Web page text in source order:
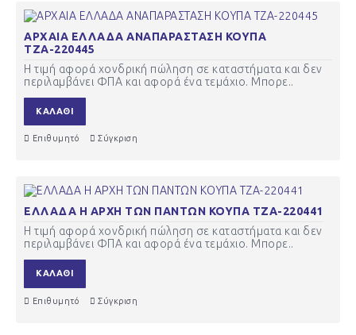
ΑΡΧΑΙΑ ΕΛΛΑΔΑ ΑΝΑΠΑΡΑΣΤΑΣΗ ΚΟΥΠΑ
ΤΖΑ-220445
Η τιμή αφορά χονδρική πώληση σε καταστήματα και δεν
περιλαμβάνει ΦΠΑ και αφορά ένα τεμάχιο. Μπορε..
ΚΑΛΆΘΙ
Επιθυμητό Σύγκριση
ΕΛΛΑΔΑ Η ΑΡΧΗ ΤΩΝ ΠΑΝΤΩΝ ΚΟΥΠΑ ΤΖΑ-220441
Η τιμή αφορά χονδρική πώληση σε καταστήματα και δεν
περιλαμβάνει ΦΠΑ και αφορά ένα τεμάχιο. Μπορε..
ΚΑΛΆΘΙ
Επιθυμητό Σύγκριση